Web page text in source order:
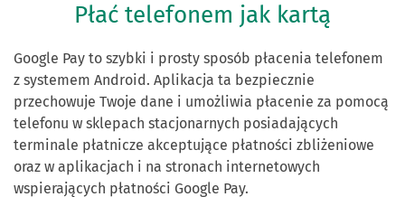
Płać telefonem jak kartą
Google Pay to szybki i prosty sposób płacenia telefonem
z systemem Android. Aplikacja ta bezpiecznie
przechowuje Twoje dane i umożliwia płacenie za pomocą
telefonu w sklepach stacjonarnych posiadających
terminale płatnicze akceptujące płatności zbliżeniowe
oraz w aplikacjach i na stronach internetowych
wspierających płatności Google Pay.